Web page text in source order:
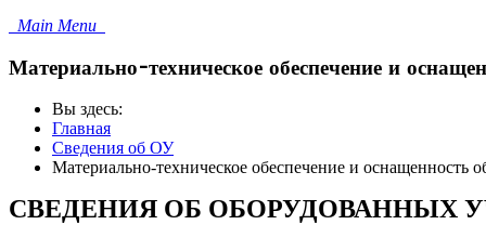
Main Menu
Материально-техническое обеспечение и
Вы здесь:
Главная
Сведения об ОУ
Материально-техническое обеспечение и оснащенность
СВЕДЕНИЯ ОБ ОБОРУДОВАННЫХ